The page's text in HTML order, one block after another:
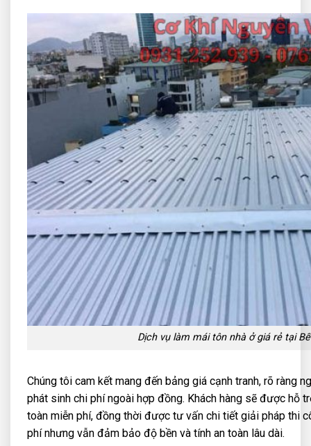
Dịch vụ làm mái tôn nhà ở giá rẻ tại
Chúng tôi cam kết mang đến bảng giá cạnh tranh, rõ ràng
phát sinh chi phí ngoài hợp đồng. Khách hàng sẽ được hỗ
toàn miễn phí, đồng thời được tư vấn chi tiết giải pháp thi
phí nhưng vẫn đảm bảo độ bền và tính an toàn lâu dài.